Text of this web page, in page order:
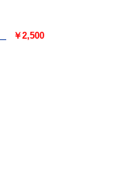
￥2,500